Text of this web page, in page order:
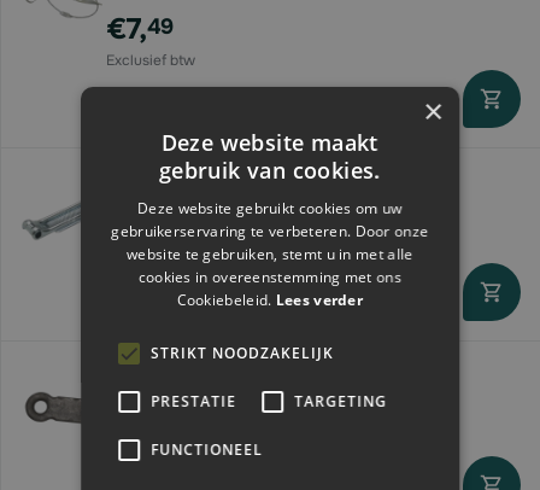
€7,49
Granit Klepscharnier | verzinkt | 220mm
€19, 05
Direct leverbaar
€46,08
×
Deze website maakt
gebruik van cookies.
Deze website gebruikt cookies om uw
gebruikerservaring te verbeteren. Door onze
website te gebruiken, stemt u in met alle
cookies in overeenstemming met ons
Cookiebeleid. Lees verder
STRIKT NOODZAKELIJK
PRESTATIE TARGETING
FUNCTIONEEL